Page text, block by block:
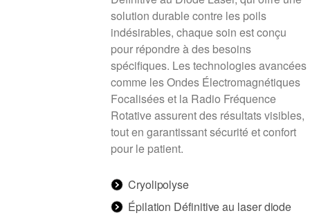
solution durable contre les poils
indésirables, chaque soin est conçu
pour répondre à des besoins
spécifiques. Les technologies avancées
comme les Ondes Électromagnétiques
Focalisées et la Radio Fréquence
Rotative assurent des résultats visibles,
tout en garantissant sécurité et confort
pour le patient.
Cryolipolyse
Épilation Définitive au laser diode